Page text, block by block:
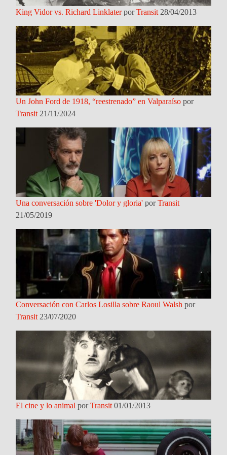
King Vidor vs. Richard LinklaterporTransit 28/04/2013
Un John Ford de 1918, “reestrenado” en Valparaíso por
Transit 21/11/2024
Una conversación sobre 'Dolor y gloria' porTransit
21/05/2019
Conversación con Carlos Losilla sobre Raoul Walsh por
Transit 23/07/2020
El cine y lo animal porTransit 01/01/2013